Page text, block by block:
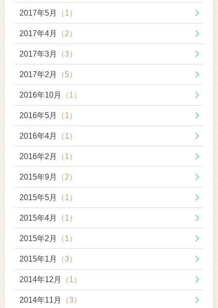
2017年5月 （1）
2017年4月 （2）
2017年3月 （3）
2017年2月 （5）
2016年10月 （1）
2016年5月 （1）
2016年4月 （1）
2016年2月 （1）
2015年9月 （2）
2015年5月 （1）
2015年4月 （1）
2015年2月 （1）
2015年1月 （3）
2014年12月 （1）
2014年11月 （3）